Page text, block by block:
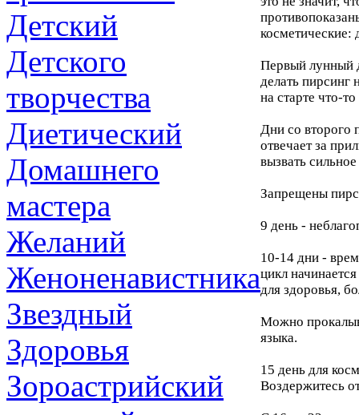
Детский
Детского
творчества
Диетический
Домашнего
мастера
Желаний
Женоненавистника
Звездный
Здоровья
Зороастрийский
косметические:
Первый лунный
делать пирсинг
на старте что-
Дни со второго
отвечает за
вызвать
Запрещены
9 день -
10-14 дни -
цикл
для здоровья,
Можно
языка.
15 день для
Воздержитесь